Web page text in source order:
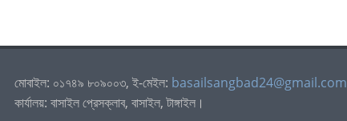
মোবাইল: ০১৭৪৯ ৮০৯০০৩, ই-মেইল: basailsangbad24@gmail.com
কার্যালয়: বাসাইল প্রেসক্লাব, বাসাইল, টাঙ্গাইল।